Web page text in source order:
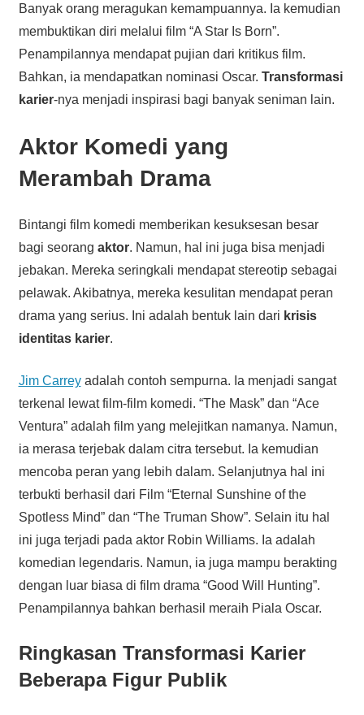
Banyak orang meragukan kemampuannya. Ia kemudian
membuktikan diri melalui film “A Star Is Born”.
Penampilannya mendapat pujian dari kritikus film.
Bahkan, ia mendapatkan nominasi Oscar. Transformasi
karier-nya menjadi inspirasi bagi banyak seniman lain.
Aktor Komedi yang
Merambah Drama
Bintangi film komedi memberikan kesuksesan besar
bagi seorang aktor. Namun, hal ini juga bisa menjadi
jebakan. Mereka seringkali mendapat stereotip sebagai
pelawak. Akibatnya, mereka kesulitan mendapat peran
drama yang serius. Ini adalah bentuk lain dari krisis
identitas karier.
Jim Carreyadalah contoh sempurna. Ia menjadi sangat
terkenal lewat film-film komedi. “The Mask” dan “Ace
Ventura” adalah film yang melejitkan namanya. Namun,
ia merasa terjebak dalam citra tersebut. Ia kemudian
mencoba peran yang lebih dalam. Selanjutnya hal ini
terbukti berhasil dari Film “Eternal Sunshine of the
Spotless Mind” dan “The Truman Show”. Selain itu hal
ini juga terjadi pada aktor Robin Williams. Ia adalah
komedian legendaris. Namun, ia juga mampu berakting
dengan luar biasa di film drama “Good Will Hunting”.
Penampilannya bahkan berhasil meraih Piala Oscar.
Ringkasan Transformasi Karier
Beberapa Figur Publik